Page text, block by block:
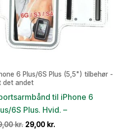
6 Plus/6S Plus (5,5") tilbehør -
det andet
til iPhone 6
6S Plus. Hvid. –
kr. Den
29,00 kr.